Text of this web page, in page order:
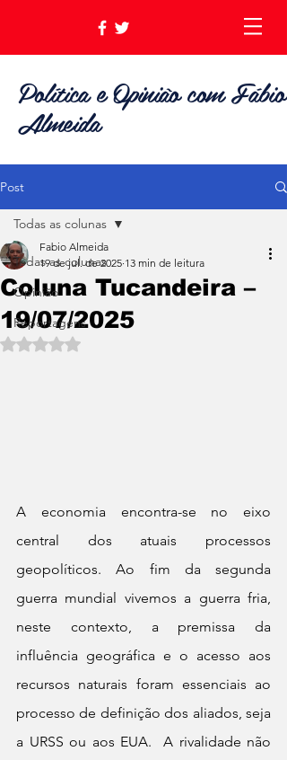
Política e Opinião com Fábio
Almeida
Post
Todas as colunas
Opinião
Reportagens
Todas as colunas
Coluna Tucandeira –
19/07/2025
Fabio Almeida
19 de jul. de 2025 13 min de leitura
Avaliado com NaN de 5 estrelas.
A economia encontra-se no eixo
central dos atuais processos
geopolíticos. Ao fim da segunda
guerra mundial vivemos a guerra fria,
neste contexto, a premissa da
influência geográfica e o acesso aos
recursos naturais foram essenciais ao
processo de definição dos aliados, seja
a URSS ou aos EUA.  A rivalidade não